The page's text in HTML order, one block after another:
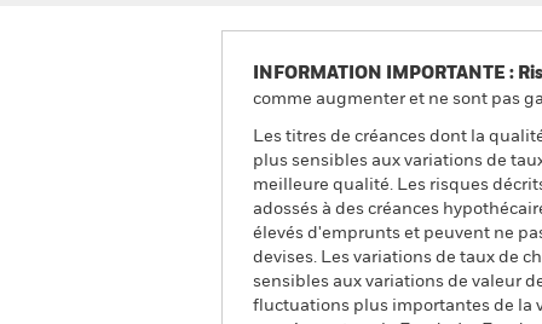
INFORMATION IMPORTANTE :
comme augmenter et ne sont pas
Les titres de créances dont la
plus sensibles aux variations de
meilleure qualité. Les risques
adossés à des créances
élevés d'emprunts et peuvent ne
devises. Les variations de taux de
sensibles aux variations de valeur
fluctuations plus importantes de la